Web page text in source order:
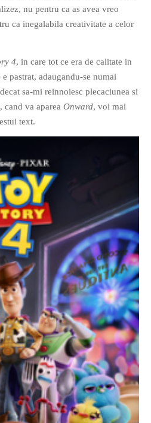
nu pentru ca as avea vreo
ca inegalabila creativitate a celor
4, in care tot ce era de calitate in
pastrat, adaugandu-se numai
sa-mi reinnoiesc plecaciunea si
cand va aparea Onward, voi mai
text.